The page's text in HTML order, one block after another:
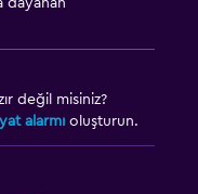
değil misiniz?
alarmı oluşturun.